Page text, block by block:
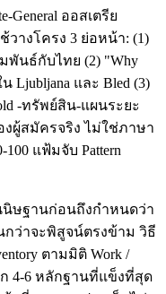
General ออสเตรีย
วางโครง 3 ย่อหน้า: (1)
พันธ์กับไทย (2) "Why
Ljubljana และ Bled (3)
-ทรัพย์สิน-แผนระยะ
งผู้สมัครจริง ไม่ใช่ภาษา
แฟ้มจับ Pattern
นนิษฐานก่อนถึงกำหนดว่า
กว่าจะพิสูจน์ตรงข้าม วิธี
ตามมิติ Work /
ก 4-6 หลักฐานที่แข็งที่สุด